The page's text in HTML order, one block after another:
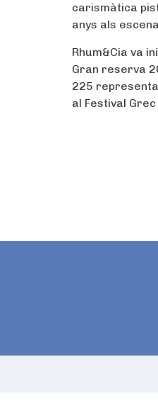
carismàtica
anys als
Rhum&Cia va
Gran reserva
225
al Festival